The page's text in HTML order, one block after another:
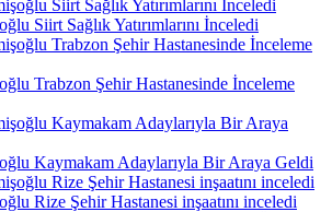
Siirt Sağlık Yatırımlarını İnceledi
Trabzon Şehir Hastanesinde İnceleme
Kaymakam Adaylarıyla Bir Araya Geldi
Rize Şehir Hastanesi inşaatını inceledi